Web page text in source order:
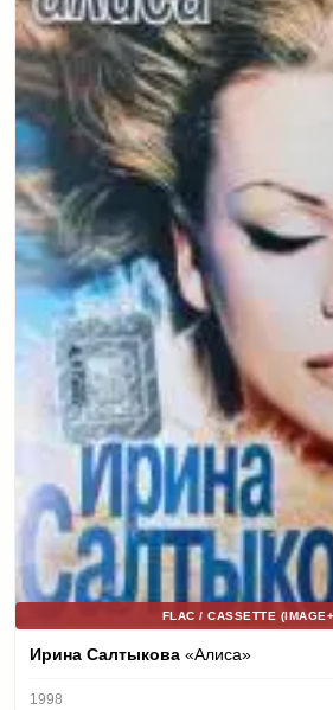
FLAC / CASSETTE
Ирина Салтыкова «Алиса»
1998